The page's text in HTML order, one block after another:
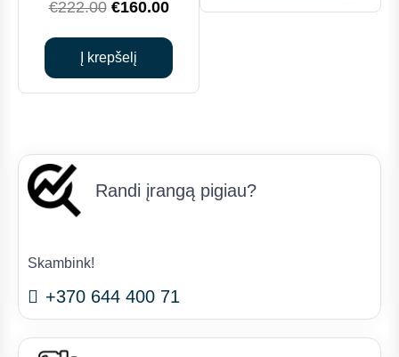
€222.00 Original
was:
€222.00.
€160.00Current
€160.00.
Į krepšelį
Randi įrangą pigiau?
Skambink!
+370 644 400 71